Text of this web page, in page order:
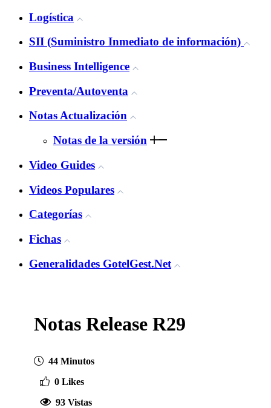
Logística
SII (Suministro Inmediato de información)
Business Intelligence
Preventa/Autoventa
Notas Actualización
Notas de la versión
Video Guides
Videos Populares
Categorías
Fichas
Generalidades GotelGest.Net
Notas Release R29
44 Minutos
0 Likes
93 Vistas